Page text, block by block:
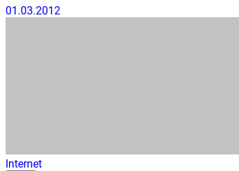
01.03.2012
Internet